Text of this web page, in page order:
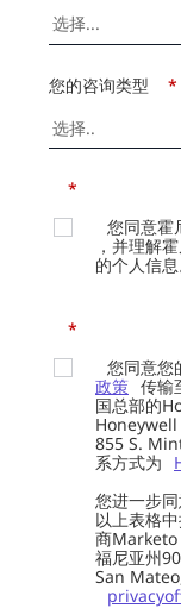
*
您的咨询类型
*
您同意霍
，并理解
的个人信息
*
您同意您
政策 传输
国总部的
855 S.
系方式为
您进一步
以上表格
商Marketo
福尼亚州
San